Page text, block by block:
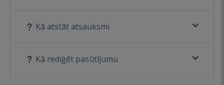
Kā atstāt atsauksmi
Kā rediģēt pasūtījumu